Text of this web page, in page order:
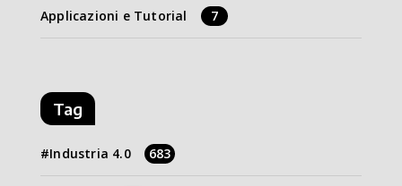
Applicazioni e Tutorial 7
Tag
Industria 4.0 683